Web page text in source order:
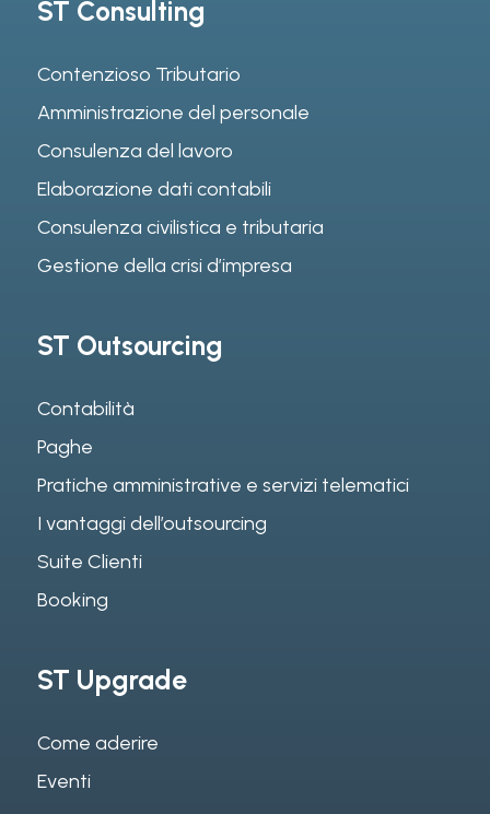
ST Consulting
Contenzioso Tributario
Amministrazione del personale
Consulenza del lavoro
Elaborazione dati contabili
Consulenza civilistica e tributaria
Gestione della crisi d’impresa
ST Outsourcing
Contabilità
Paghe
Pratiche amministrative e servizi telematici
I vantaggi dell’outsourcing
Suite Clienti
Booking
ST Upgrade
Come aderire
Eventi